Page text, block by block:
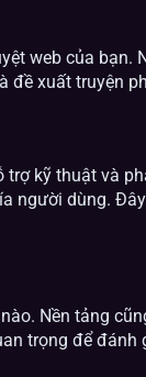
web của
xuất truyện
kỹ thuật và
người dùng.
Nền tảng
trọng để